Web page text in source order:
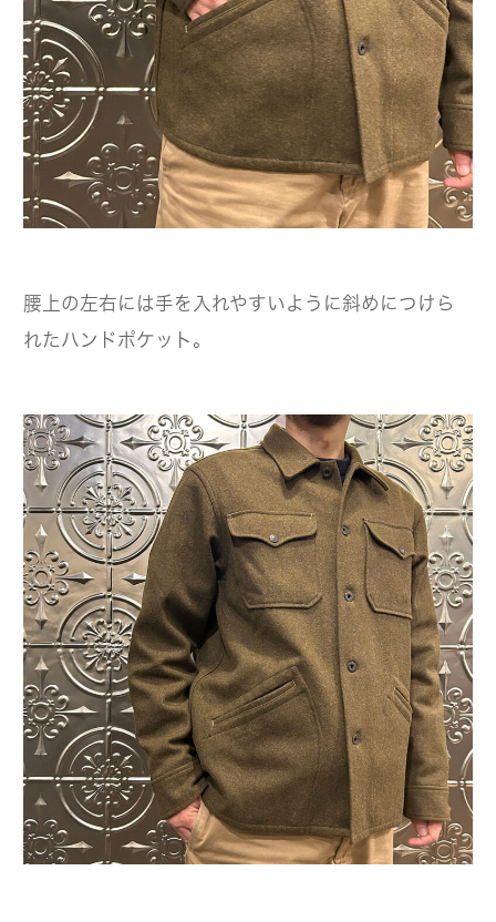
腰上の左右には手を入れやすいように斜めにつけら
れたハンドポケット。